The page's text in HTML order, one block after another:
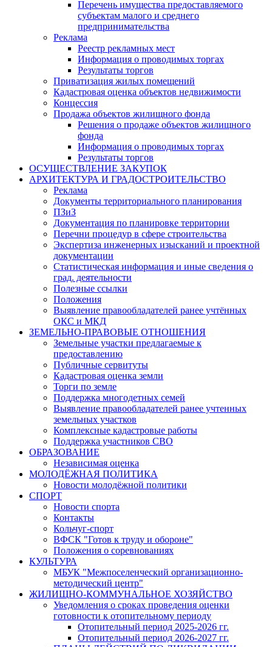
Перечень имущества предоставляемого
субъектам малого и среднего
предпринимательства
Реклама
Реестр рекламных мест
Информация о проводимых торгах
Результаты торгов
Приватизация жилых помещений
Кадастровая оценка объектов недвижимости
Концессия
Продажа объектов жилищного фонда
Решения о продаже объектов жилищного
фонда
Информация о проводимых торгах
Результаты торгов
ОСУЩЕСТВЛЕНИЕ ЗАКУПОК
АРХИТЕКТУРА И ГРАДОСТРОИТЕЛЬСТВО
Реклама
Документы территориального планирования
ПЗиЗ
Документация по планировке территории
Перечни процедур в сфере строительства
Экспертиза инженерных изысканий и проектной
документации
Статистическая информация и иные сведения о
град. деятельности
Полезные ссылки
Положения
Выявление правообладателей ранее учтённых
ОКС и МКД
ЗЕМЕЛЬНО-ПРАВОВЫЕ ОТНОШЕНИЯ
Земельные участки предлагаемые к
предоставлению
Публичные сервитуты
Кадастровая оценка земли
Торги по земле
Поддержка многодетных семей
Выявление правообладателей ранее учтенных
земельных участков
Комплексные кадастровые работы
Поддержка участников СВО
ОБРАЗОВАНИЕ
Независимая оценка
МОЛОДЁЖНАЯ ПОЛИТИКА
Новости молодёжной политики
СПОРТ
Новости спорта
Контакты
Кольчуг-спорт
ВФСК "Готов к труду и обороне"
Положения о соревнованиях
КУЛЬТУРА
МБУК "Межпоселенческий организационно-
методический центр"
ЖИЛИЩНО-КОММУНАЛЬНОЕ ХОЗЯЙСТВО
Уведомления о сроках проведения оценки
готовности к отопительному периоду
Отопительный период 2025-2026 гг.
Отопительный период 2026-2027 гг.